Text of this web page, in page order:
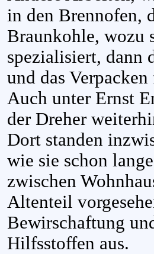
in den Brennofen,
Braunkohle, wozu
spezialisiert, dann
und das
Auch unter Ernst
der Dreher
Dort standen
wie sie schon
zwischen
Altenteil
Bewirschaftung
Hilfsstoffen aus.